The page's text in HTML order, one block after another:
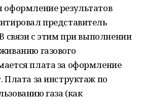
оформление результатов
представитель
связи с этим при выполнении
газового
плата за оформление
Плата за инструктаж по
газа (как